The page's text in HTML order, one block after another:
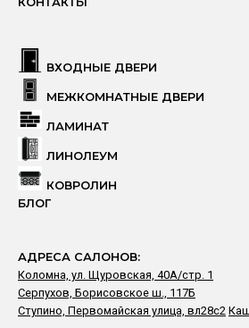
ВХОДНЫЕ ДВЕРИ
МЕЖКОМНАТНЫЕ ДВЕРИ
ЛАМИНАТ
ЛИНОЛЕУМ
КОВРОЛИН
БЛОГ
АДРЕСА САЛОНОВ:
Коломна, ул. Щуровская, 40А/стр. 1
Серпухов, Борисовское ш., 117Б
Ступино, Первомайская улица, вл28с2